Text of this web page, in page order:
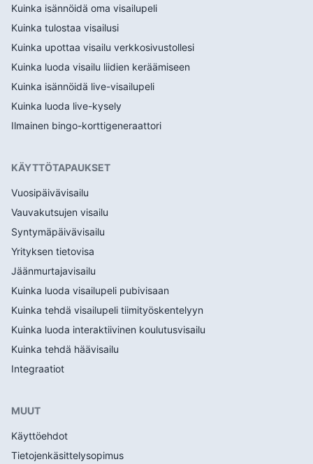
Kuinka isännöidä oma visailupeli
Kuinka tulostaa visailusi
Kuinka upottaa visailu verkkosivustollesi
Kuinka luoda visailu liidien keräämiseen
Kuinka isännöidä live-visailupeli
Kuinka luoda live-kysely
Ilmainen bingo-korttigeneraattori
KÄYTTÖTAPAUKSET
Vuosipäivävisailu
Vauvakutsujen visailu
Syntymäpäivävisailu
Yrityksen tietovisa
Jäänmurtajavisailu
Kuinka luoda visailupeli pubivisaan
Kuinka tehdä visailupeli tiimityöskentelyyn
Kuinka luoda interaktiivinen koulutusvisailu
Kuinka tehdä häävisailu
Integraatiot
MUUT
Käyttöehdot
Tietojenkäsittelysopimus